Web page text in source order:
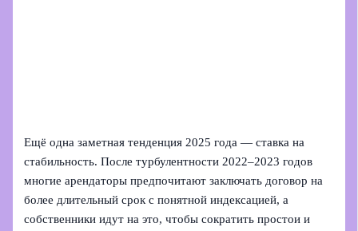
Ещё одна заметная тенденция 2025 года — ставка на
стабильность. После турбулентности 2022–2023 годов
многие арендаторы предпочитают заключать договор на
более длительный срок с понятной индексацией, а
собственники идут на это, чтобы сократить простои и